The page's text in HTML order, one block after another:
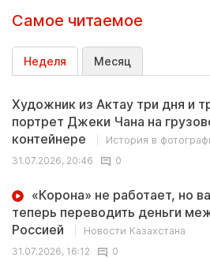
Самое читаемое
Неделя Месяц
Художник из Актау три дня и
портрет Джеки Чана на
контейнере
История в
31.07.2026, 20:46
0
«Корона» не работает, но
теперь переводить деньги
Россией
Новости Казахстана
31.07.2026, 16:12
0